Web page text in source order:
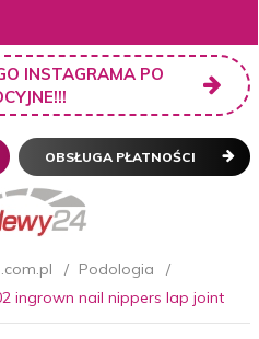
INSTAGRAMA PO
OBSŁUGA PŁATNOŚCI
Podologia
ingrown nail nippers lap joint